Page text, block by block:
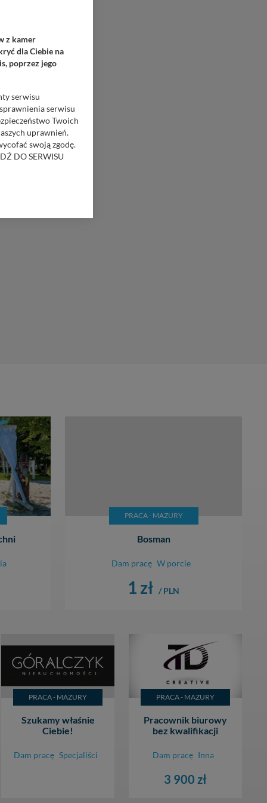
PRACA - MAZURY
Bosman
Dam pracę W porcie
1 zł / PLN
PRACA - MAZURY
Szukamy właśnie
Ciebie!
Dam pracę Specjaliści
PRACA - MAZURY
Pracownik biurowy
bez kwalifikacji
Dam pracę Inna
3 900 zł
z kamer
dla Ciebie na
poprzez jego
serwisu
serwisu
Twoich
uprawnień.
swoją zgodę.
DO SERWISU